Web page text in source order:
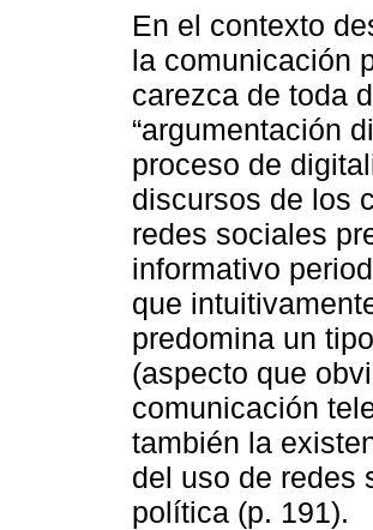
En el contexto
la comunicación
carezca de toda
“argumentación
proceso de
discursos de los
redes sociales
informativo
que
predomina un
(aspecto que
comunicación
también la
del uso de redes
política (p. 191).